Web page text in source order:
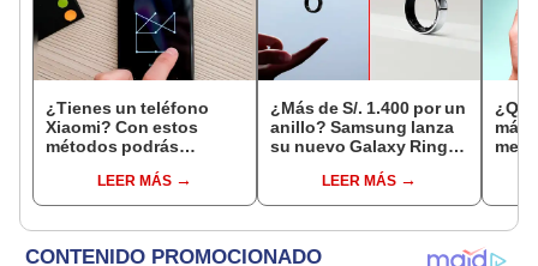
¿Tienes un teléfono
Xiaomi? Con estos
métodos podrás
si olvidaste el patrón o
contraseña
LEER MÁS
¿Más de S/. 1.400 por un
anillo? Samsung lanza
su nuevo Galaxy Ring
tu saludLEER MÁS
más